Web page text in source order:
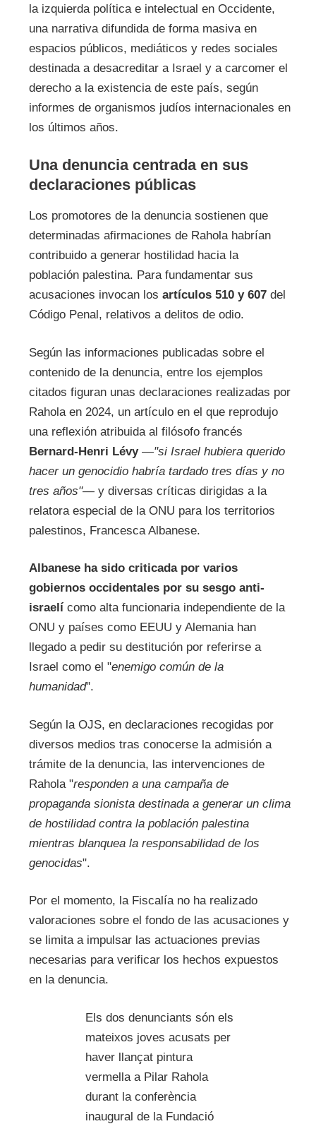
la izquierda política e intelectual en Occidente,
una narrativa difundida de forma masiva en
espacios públicos, mediáticos y redes sociales
destinada a desacreditar a Israel y a carcomer el
derecho a la existencia de este país, según
informes de organismos judíos internacionales en
los últimos años.
Una denuncia centrada en sus
declaraciones públicas
Los promotores de la denuncia sostienen que
determinadas afirmaciones de Rahola habrían
contribuido a generar hostilidad hacia la
población palestina. Para fundamentar sus
acusaciones invocan los artículos 510 y 607del
Código Penal, relativos a delitos de odio.
Según las informaciones publicadas sobre el
contenido de la denuncia, entre los ejemplos
citados figuran unas declaraciones realizadas por
Rahola en 2024, un artículo en el que reprodujo
una reflexión atribuida al filósofo francés
Bernard-Henri Lévy—"si Israel hubiera querido
hacer un genocidio habría tardado tres días y no
tres años"— y diversas críticas dirigidas a la
relatora especial de la ONU para los territorios
palestinos, Francesca Albanese.
Albanese ha sido criticada por varios
gobiernos occidentales por su sesgo anti-
israelí como alta funcionaria independiente de la
ONU y países como EEUU y Alemania han
llegado a pedir su destitución por referirse a
Israel como el "enemigo común de la
humanidad".
Según la OJS, en declaraciones recogidas por
diversos medios tras conocerse la admisión a
trámite de la denuncia, las intervenciones de
Rahola "responden a una campaña de
propaganda sionista destinada a generar un clima
de hostilidad contra la población palestina
mientras blanquea la responsabilidad de los
genocidas".
Por el momento, la Fiscalía no ha realizado
valoraciones sobre el fondo de las acusaciones y
se limita a impulsar las actuaciones previas
necesarias para verificar los hechos expuestos
en la denuncia.
Els dos denunciants són els
mateixos joves acusats per
haver llançat pintura
vermella a Pilar Rahola
durant la conferència
inaugural de la Fundació